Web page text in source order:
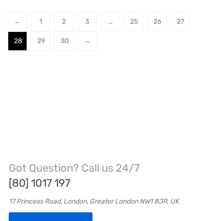
← 1 2 3 … 25 26 27
28 29 30 →
Got Question? Call us 24/7
[80] 1017 197
17 Princess Road, London, Greater London NW1 8JR, UK